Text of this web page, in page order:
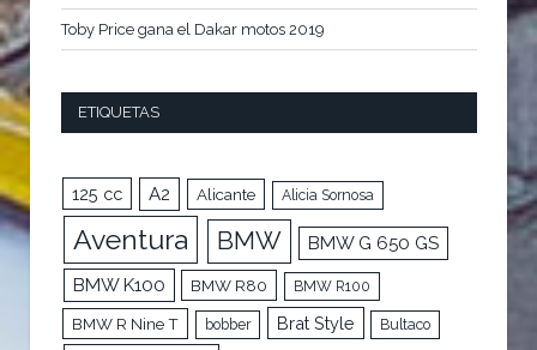
Toby Price gana el Dakar motos 2019
ETIQUETAS
125 cc A2 Alicante Alicia Sornosa
Aventura BMW
BMW G 650 GS
BMW K100
BMW R80 BMW R100
BMW R Nine T bobber Brat Style Bultaco